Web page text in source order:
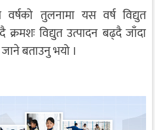
वर्षको तुलनामा यस वर्ष विद्युत
क्रमशः विद्युत उत्पादन बढ्दै जाँदा
जाने बताउनु भयो ।